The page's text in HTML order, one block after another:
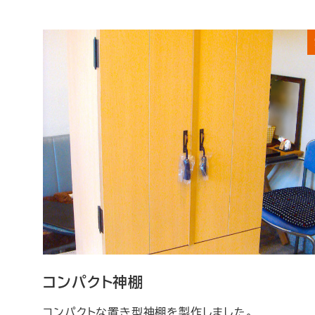
コンパクト神棚